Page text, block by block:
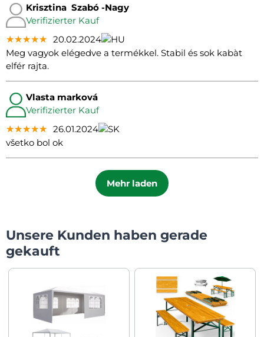
Krisztina Szabó -Nagy
Verifizierter Kauf
★★★★★
★★★★★
★★★★★ 20.02.2024
Meg vagyok elégedve a termékkel. Stabil és sok kabàt
elfér rajta.
Vlasta marková
Verifizierter Kauf
★★★★★
★★★★★
★★★★★ 26.01.2024
všetko bol ok
Mehr laden
Unsere Kunden haben gerade
gekauft